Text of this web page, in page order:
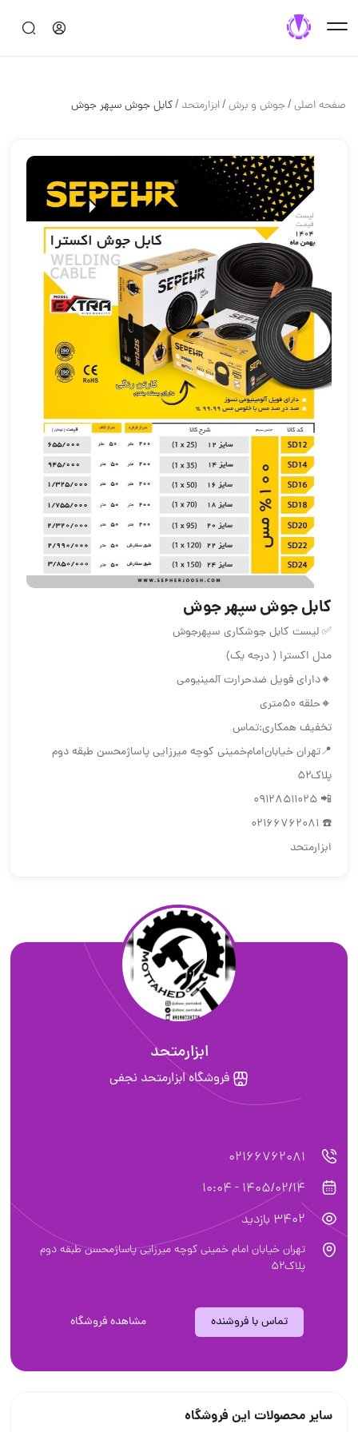
صفحه اصلی/جوش و برش/ابزارمتحد /کابل جوش سپهر جوش
کابل جوش سپهر جوش
✅ لیست کابل جوشکاری سپهرجوش
مدل اکسترا ( درجه یک)
🔸دارای فویل ضدحرارت آلمینیومی
🔸حلقه ۵۰متری
تخفیف همکاری:تماس
📍تهران ‌خیابان‌امام‌خمینی‌ کوچه میرزایی پاساژمحسن طبقه دوم
پلاک۵۲
📲 09128511025
☎️ 02166762081
ابزارمتحد
ابزارمتحد
فروشگاه ابزارمتحد نجفی
02166762081
1405/02/14 - 10:04
3402 بازدید
تهران خیابان امام خمینی کوچه میرزایی پاساژمحسن طبقه دوم
پلاک۵۲
تماس با فروشنده مشاهده فروشگاه
سایر محصولات این فروشگاه